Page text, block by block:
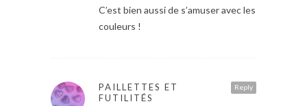
C’est bien aussi de s’amuser avec les
couleurs !
Reply
PAILLETTES ET
FUTILITÉS